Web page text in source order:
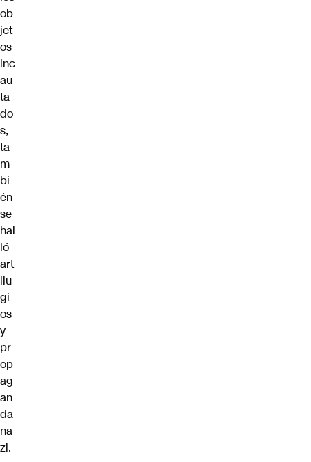
ob
jet
os
inc
au
ta
do
s,
ta
m
bi
én
se
hal
ló
art
ilu
gi
os
y
pr
op
ag
an
da
na
zi.